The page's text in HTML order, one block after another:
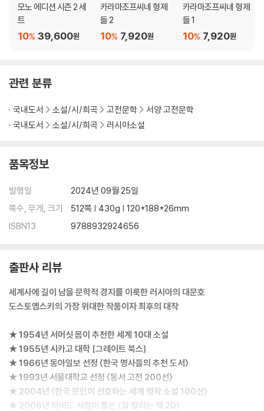
모노 에디션 시즌 2 세
트
39,600원
10%
카라마조프씨네 형제
들 2
7,920원
10%
카라마조프씨네 형제
들 1
7,920원
10%
관련 분류
국내도서 소설/시/희곡 고전문학
서양 고전문학
국내도서
소설/시/희곡 러시아소설
품목정보
발행일
2024년 09월 25일
쪽수, 무게, 크기
512쪽 | 430g | 120*188*26mm
ISBN13
9788932924656
출판사 리뷰
세계사에 길이 남을 문학적 경지를 이룩한 러시아의 대문호
도스토옙스키의 가장 위대한 작품이자 최후의 대작
★ 1954년 서머싯 몸이 추천한 세계 10대 소설
★ 1955년 시카고 대학 [그레이트 북스]
★ 1966년 동아일보 선정 〈한국 명사들의 추천 도서〉
★ 1993년 서울대학교 선정 〈동서 고전 200선〉
★ 2004년 〈한국 문인이 선호하는 세계 명작 소설 100선〉
★ 2008년 하버드 서점이 뽑은 〈잘 팔리는 책 20〉